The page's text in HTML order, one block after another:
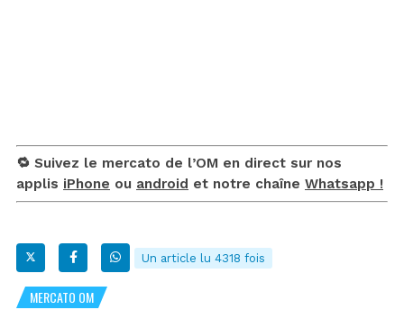
🔁 Suivez le mercato de l’OM en direct sur nos
applis iPhone ou android et notre chaîne Whatsapp !
Un article lu 4318 fois
MERCATO OM